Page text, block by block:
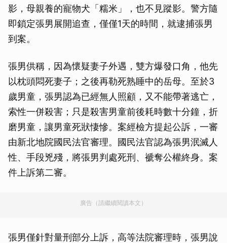
影，母親養的寵物犬「糯米」，也不見蹤影。警方隨
即鎖定張男展開追查，僅僅1天的時間，就逮捕張男
到案。
張男供稱，因為懷疑妻子外遇，雙方爆發口角，他先
以枕頭悶死妻子；之後再勒死熟睡中的岳母。至於3
歲男童，張男認為已經無人照顧，又不能帶著逃亡，
索性一併殺害；只是殺害男童前後耗時數十分鐘，折
磨男童，讓男童死狀悽慘。案經檢方提起公訴，一審
由新北地院國民法官審理。國民法官認為張男泯滅人
性、手段兇殘，將張男判處死刑、褫奪公權終身。案
件上訴第二審。
廣告（請繼續閱讀本文）
張男僅針對量刑部分上訴，高等法院審理時，張男說